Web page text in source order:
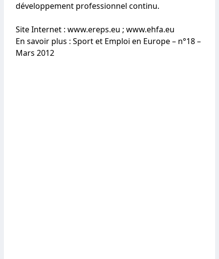
développement professionnel continu.
Site Internet : www.ereps.eu ; www.ehfa.eu
En savoir plus : Sport et Emploi en Europe – n°18 –
Mars 2012